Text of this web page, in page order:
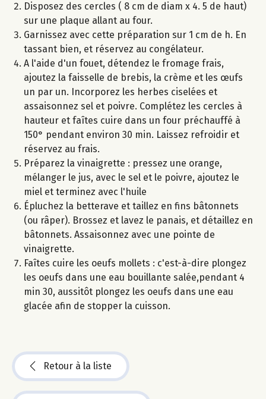
Disposez des cercles ( 8 cm de diam x 4. 5 de haut)
sur une plaque allant au four.
Garnissez avec cette préparation sur 1 cm de h. En
tassant bien, et réservez au congélateur.
A l'aide d'un fouet, détendez le fromage frais,
ajoutez la faisselle de brebis, la crème et les œufs
un par un. Incorporez les herbes ciselées et
assaisonnez sel et poivre. Complétez les cercles à
hauteur et faîtes cuire dans un four préchauffé à
150° pendant environ 30 min. Laissez refroidir et
réservez au frais.
Préparez la vinaigrette : pressez une orange,
mélanger le jus, avec le sel et le poivre, ajoutez le
miel et terminez avec l'huile
Épluchez la betterave et taillez en fins bâtonnets
(ou râper). Brossez et lavez le panais, et détaillez en
bâtonnets. Assaisonnez avec une pointe de
vinaigrette.
Faîtes cuire les oeufs mollets : c'est-à-dire plongez
les oeufs dans une eau bouillante salée,pendant 4
min 30, aussitôt plongez les oeufs dans une eau
glacée afin de stopper la cuisson.
Retour à la liste